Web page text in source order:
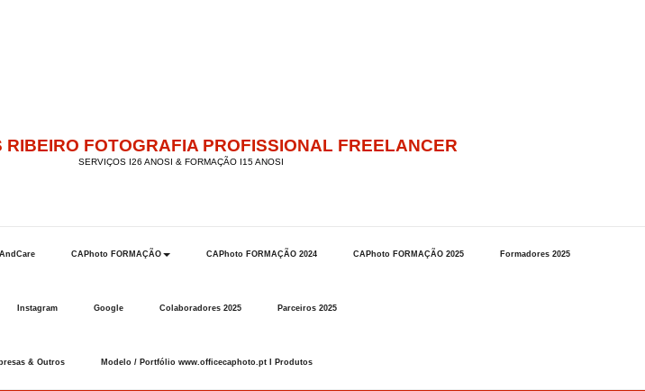
RIBEIRO FOTOGRAFIA PROFISSIONAL FREELANCER
SERVIÇOS I26 ANOSI & FORMAÇÃO I15 ANOSI
CAPhoto FORMAÇÃO CAPhoto FORMAÇÃO 2024 CAPhoto FORMAÇÃO 2025 Formadores 2025
Instagram Google Colaboradores 2025 Parceiros 2025
& Outros Modelo / Portfólio www.officecaphoto.pt I Produtos